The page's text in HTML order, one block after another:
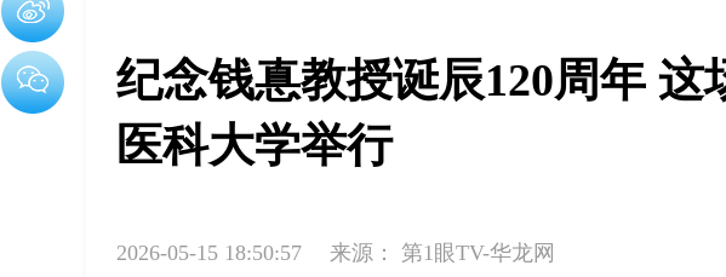
纪念钱惪教授诞辰120周年
医科大学举行
2026-05-15 18:50:57 来源： 第1眼TV-华龙网